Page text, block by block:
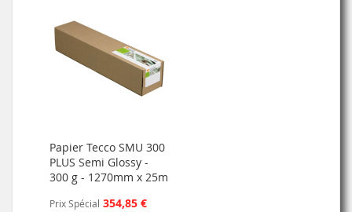
Papier Tecco SMU 300
PLUS Semi Glossy -
300 g - 1270mm x 25m
Prix Spécial 354,85 €